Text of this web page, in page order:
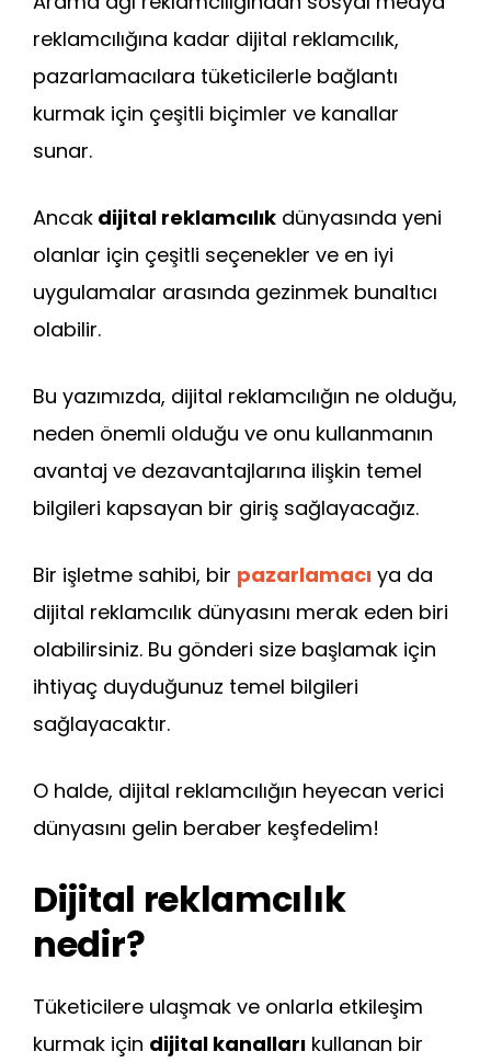
reklamcılığına kadar dijital reklamcılık,
pazarlamacılara tüketicilerle bağlantı
kurmak için çeşitli biçimler ve kanallar
sunar.
Ancak dijital reklamcılık dünyasında yeni
olanlar için çeşitli seçenekler ve en iyi
uygulamalar arasında gezinmek bunaltıcı
olabilir.
Bu yazımızda, dijital reklamcılığın ne olduğu,
neden önemli olduğu ve onu kullanmanın
avantaj ve dezavantajlarına ilişkin temel
bilgileri kapsayan bir giriş sağlayacağız.
Bir işletme sahibi, bir pazarlamacı ya da
dijital reklamcılık dünyasını merak eden biri
olabilirsiniz. Bu gönderi size başlamak için
ihtiyaç duyduğunuz temel bilgileri
sağlayacaktır.
O halde, dijital reklamcılığın heyecan verici
dünyasını gelin beraber keşfedelim!
Dijital reklamcılık
nedir?
Tüketicilere ulaşmak ve onlarla etkileşim
kurmak için dijital kanalları kullanan bir